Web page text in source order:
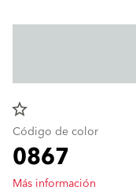
star_border
Código de color
0867
Más información